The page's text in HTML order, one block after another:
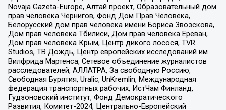
Novaja Gazeta-Europe, Алтай проект, Образовательный дом
прав человека Чернигов, Фонд Дом Прав Человека,
Белорусский дом прав человека имени Бориса Звозскова,
Дом прав человека Тбилиси, Дом прав человека Ереван,
Дом прав человека Крым, Центр дикого лосося, TVR
Studios, ТВ Дождь, Центр европейских исследований им
Вилфрида Мартенса, Сетевое объединение журналистов
расследователей, АЛЛАТРА, За свободную Россию,
Свободная Бурятия, Uralic, UnKremlin, Международная
федерация транспортных рабочих, ИстЧам Финланд,
Гудзоновский институт, Фонд Демократического
Развития, Комитет-2024, Центрально-Европейский